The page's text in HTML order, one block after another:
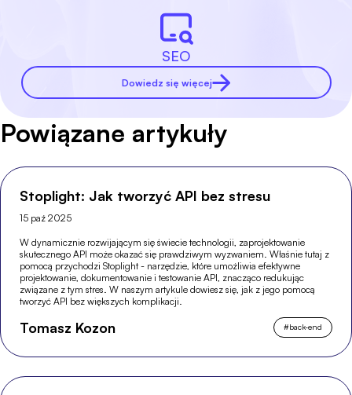
SEO
Dowiedz się więcej
Powiązane artykuły
Stoplight: Jak tworzyć API bez stresu
15 paź 2025
W dynamicznie rozwijającym się świecie technologii, zaprojektowanie
skutecznego API może okazać się prawdziwym wyzwaniem. Właśnie tutaj z
pomocą przychodzi Stoplight - narzędzie, które umożliwia efektywne
projektowanie, dokumentowanie i testowanie API, znacząco redukując
związane z tym stres. W naszym artykule dowiesz się, jak z jego pomocą
tworzyć API bez większych komplikacji.
Tomasz Kozon #back-end